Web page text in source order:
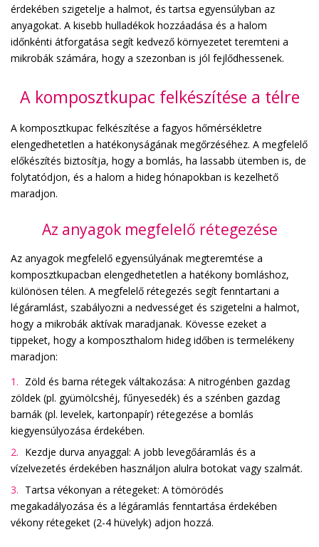
érdekében szigetelje a halmot, és tartsa egyensúlyban az
anyagokat. A kisebb hulladékok hozzáadása és a halom
időnkénti átforgatása segít kedvező környezetet teremteni a
mikrobák számára, hogy a szezonban is jól fejlődhessenek.
A komposztkupac felkészítése a télre
A komposztkupac felkészítése a fagyos hőmérsékletre
elengedhetetlen a hatékonyságának megőrzéséhez. A megfelelő
előkészítés biztosítja, hogy a bomlás, ha lassabb ütemben is, de
folytatódjon, és a halom a hideg hónapokban is kezelhető
maradjon.
Az anyagok megfelelő rétegezése
Az anyagok megfelelő egyensúlyának megteremtése a
komposztkupacban elengedhetetlen a hatékony bomláshoz,
különösen télen. A megfelelő rétegezés segít fenntartani a
légáramlást, szabályozni a nedvességet és szigetelni a halmot,
hogy a mikrobák aktívak maradjanak. Kövesse ezeket a
tippeket, hogy a komposzthalom hideg időben is termelékeny
maradjon:
Zöld és barna rétegek váltakozása: A nitrogénben gazdag
zöldek (pl. gyümölcshéj, fűnyesedék) és a szénben gazdag
barnák (pl. levelek, kartonpapír) rétegezése a bomlás
kiegyensúlyozása érdekében.
Kezdje durva anyaggal: A jobb levegőáramlás és a
vízelvezetés érdekében használjon alulra botokat vagy szalmát.
Tartsa vékonyan a rétegeket: A tömörödés
megakadályozása és a légáramlás fenntartása érdekében
vékony rétegeket (2-4 hüvelyk) adjon hozzá.